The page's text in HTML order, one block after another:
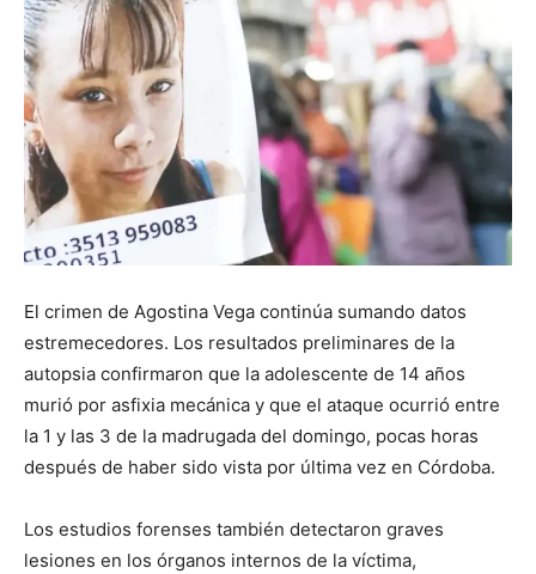
El crimen de Agostina Vega continúa sumando datos
estremecedores. Los resultados preliminares de la
autopsia confirmaron que la adolescente de 14 años
murió por asfixia mecánica y que el ataque ocurrió entre
la 1 y las 3 de la madrugada del domingo, pocas horas
después de haber sido vista por última vez en Córdoba.
Los estudios forenses también detectaron graves
lesiones en los órganos internos de la víctima,